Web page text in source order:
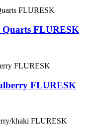
Quarts FLURESK
FLURESK